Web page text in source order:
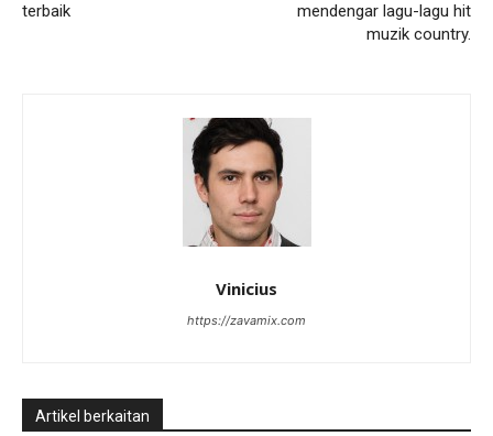
terbaik
mendengar lagu-lagu hit
muzik country.
Vinicius
https://zavamix.com
Artikel berkaitan